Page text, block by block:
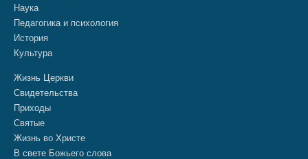
Наука
Педагогика и психология
История
Культура
Жизнь Церкви
Свидетельства
Приходы
Святые
Жизнь во Христе
В свете Божьего слова